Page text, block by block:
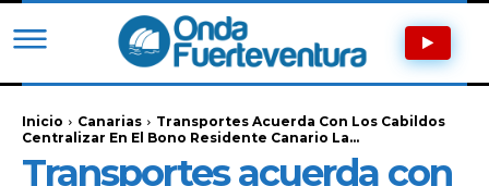
Inicio Canarias
Transportes Acuerda Con Los Cabildos
Centralizar En El Bono Residente Canario La...
Transportes acuerda con